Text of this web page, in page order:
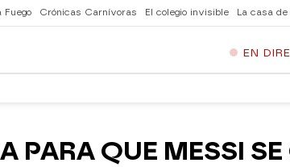
Fuego Crónicas Carnívoras El colegio invisible La casa de
EN
PARA QUE MESSI SE